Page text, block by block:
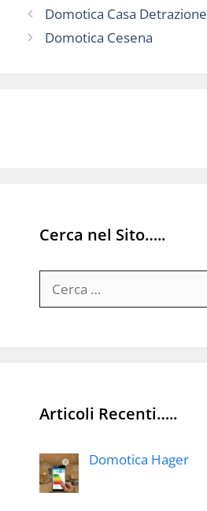
Domotica Casa Detrazione
Domotica Cesena
Cerca nel Sito…..
per:
Articoli Recenti…..
Domotica Hager